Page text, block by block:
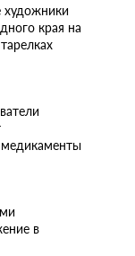
художники
края на
в